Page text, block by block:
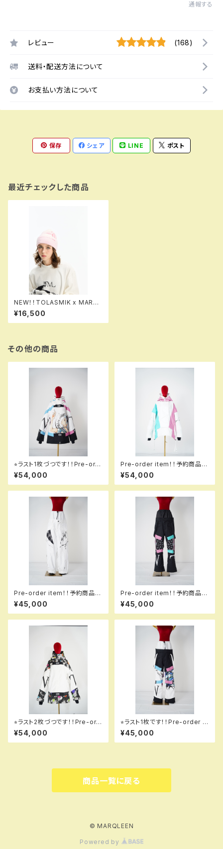
通報する
レビュー (168)
送料・配送方法について
お支払い方法について
保存 シェア LINE ポスト
最近チェックした商品
NEW！！TOLASMIK x MARQL
EEN！！TM-0001 HELMET K
NIT CAP 700 pink！！送料無
料（日本国内のみ）サービス中で
¥16,500
その他の商品
⭐︎ラスト1枚づつです！！Pre-ord
er item！！予約商品です！！MQ
07000EM GALAXXXY jacke
t EM 125 naruse em！！送料
¥54,000
Pre-order item！！予約商品で
す！！MQ07003 +++ jacket
000 white！！送料無料（日本国
内のみ）サービス中です！！
¥54,000
Pre-order item！！予約商品で
す！！MQ07503 EM ＋＋＋ pa
nts EM 002 mrqw em！！送料
無料（日本国内のみ）サービス中
¥45,000
Pre-order item！！予約商品で
す！！MQ07500 GALAXXXY p
ants 995 bdbk！！送料無料
（日本国内のみ）サービス中で
¥45,000
⭐︎ラスト2枚づつです！！Pre-ord
er item！！予約商品です！！MQ
07000EM GALAXXXY jacke
t EM 001 dflw em！！送料無料
¥54,000
⭐︎ラスト1枚です！！Pre-order it
em！！予約商品です！！MQ075
00 EM GALAXXXY pants E
M 125 naruse em！！送料無料
¥45,000
商品一覧に戻る
© MARQLEEN
Powered by